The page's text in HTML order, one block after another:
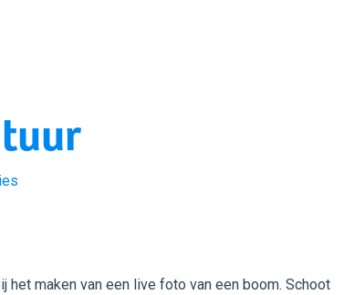
het maken van een live foto van een boom. Schoot